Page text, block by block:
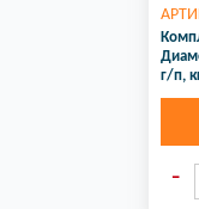
г/п,